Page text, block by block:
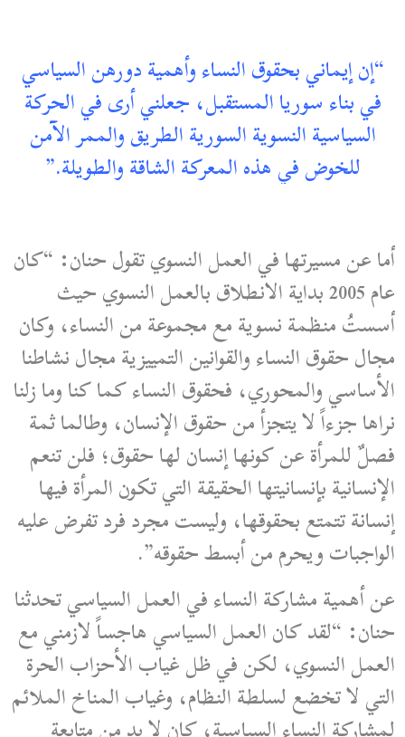
“إن إيماني بحقوق النساء وأهمية دورهن السياسي
في بناء سوريا المستقبل، جعلني أرى في الحركة
السياسية النسوية السورية الطريق والممر الآمن
للخوض في هذه المعركة الشاقة والطويلة.”
أما عن مسيرتها في العمل النسوي تقول حنان: “كان
عام 2005 بداية الانطلاق بالعمل النسوي حيث
أسستُ منظمة نسوية مع مجموعة من النساء، وكان
مجال حقوق النساء والقوانين التمييزية مجال نشاطنا
الأساسي والمحوري، فحقوق النساء كما كنا وما زلنا
نراها جزءاً لا يتجزأ من حقوق الإنسان، وطالما ثمة
فصلٌ للمرأة عن كونها إنسان لها حقوق؛ فلن تنعم
الإنسانية بإنسانيتها الحقيقة التي تكون المرأة فيها
إنسانة تتمتع بحقوقها، وليست مجرد فرد تفرض عليه
الواجبات ويحرم من أبسط حقوقه”.
عن أهمية مشاركة النساء في العمل السياسي تحدثنا
حنان: “لقد كان العمل السياسي هاجساً لازمني مع
العمل النسوي، لكن في ظل غياب الأحزاب الحرة
التي لا تخضع لسلطة النظام، وغياب المناخ الملائم